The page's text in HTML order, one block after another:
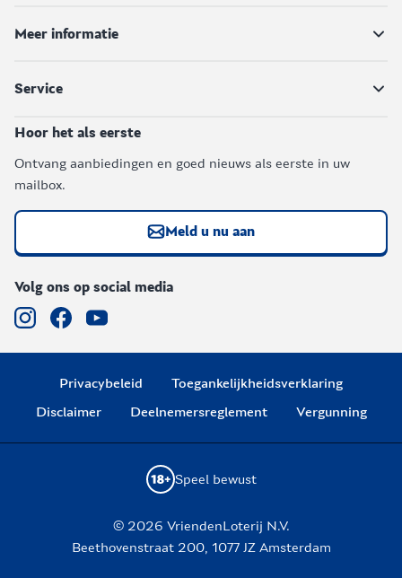
Meer informatie
Service
Hoor het als eerste
Ontvang aanbiedingen en goed nieuws als eerste in uw
mailbox.
Meld u nu aan
Volg ons op social media
Privacybeleid
Toegankelijkheidsverklaring
Disclaimer
Deelnemersreglement Vergunning
Speel bewust
© 2026 VriendenLoterij N.V.
Beethovenstraat 200, 1077 JZ Amsterdam